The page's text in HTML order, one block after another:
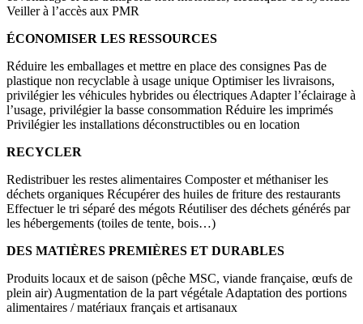
Veiller à l’accès aux PMR
ÉCONOMISER LES RESSOURCES
Réduire les emballages et mettre en place des consignes Pas de
plastique non recyclable à usage unique Optimiser les livraisons,
privilégier les véhicules hybrides ou électriques Adapter l’éclairage à
l’usage, privilégier la basse consommation Réduire les imprimés
Privilégier les installations déconstructibles ou en location
RECYCLER
Redistribuer les restes alimentaires Composter et méthaniser les
déchets organiques Récupérer des huiles de friture des restaurants
Effectuer le tri séparé des mégots Réutiliser des déchets générés par
les hébergements (toiles de tente, bois…)
DES MATIÈRES PREMIÈRES ET DURABLES
Produits locaux et de saison (pêche MSC, viande française, œufs de
plein air) Augmentation de la part végétale Adaptation des portions
alimentaires / matériaux français et artisanaux